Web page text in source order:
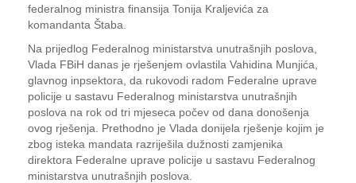
federalnog ministra finansija Tonija Kraljevića za
komandanta Štaba.
Na prijedlog Federalnog ministarstva unutrašnjih poslova,
Vlada FBiH danas je rješenjem ovlastila Vahidina Munjića,
glavnog inpsektora, da rukovodi radom Federalne uprave
policije u sastavu Federalnog ministarstva unutrašnjih
poslova na rok od tri mjeseca počev od dana donošenja
ovog rješenja. Prethodno je Vlada donijela rješenje kojim je
zbog isteka mandata razriješila dužnosti zamjenika
direktora Federalne uprave policije u sastavu Federalnog
ministarstva unutrašnjih poslova.